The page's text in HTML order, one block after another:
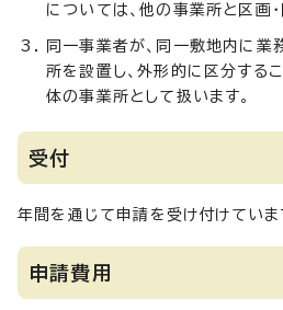
については、他の事業所と区画
同一事業者が、同一敷地内に業
所を設置し、外形的に区分する
体の事業所として扱います。
受付
年間を通じて申請を受け付けていま
申請費用